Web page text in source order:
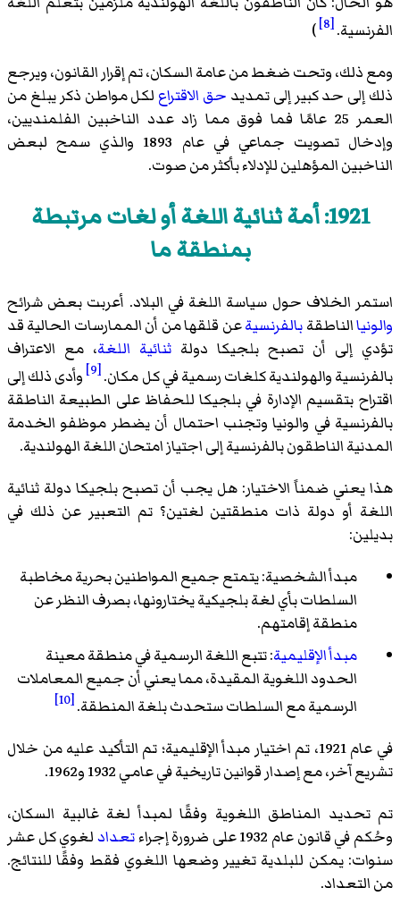
الفرنسية.[8]
)
ومع ذلك، وتحت ضغط من عامة السكان، تم إقرار القانون، ويرجع
ذلك إلى حد كبير إلى تمديد حق الاقتراع لكل مواطن ذكر يبلغ من
العمر 25 عامًا فما فوق مما زاد عدد الناخبين الفلمنديين،
وإدخالتصويت
جماعي في عام 1893 والذي سمح لبعض
الناخبين المؤهلين للإدلاء بأكثر من صوت.
1921: أمة ثنائية اللغة أو لغات مرتبطة
بمنطقة ما
استمر الخلاف حول سياسة اللغة في البلاد. أعربت بعض شرائح
والونياالناطقةبالفرنسيةعن قلقها من أن الممارسات الحالية قد
تؤدي إلى أن تصبح بلجيكا دولة ثنائية اللغة، مع الاعتراف
بالفرنسية والهولندية كلغات رسمية في كل مكان.[9]
وأدى ذلك إلى
اقتراح بتقسيم الإدارة في بلجيكا للحفاظ على الطبيعة الناطقة
بالفرنسية في والونيا وتجنب احتمال أن يضطر موظفو الخدمة
المدنية الناطقون بالفرنسية إلى اجتياز امتحان اللغة الهولندية.
هذا يعني ضمناً الاختيار: هل يجب أن تصبح بلجيكا دولة ثنائية
اللغة أو دولة ذات منطقتين لغتين؟ تم التعبير عن ذلك في
بديلين:
مبدأ الشخصية: يتمتع جميع المواطنين بحرية مخاطبة
السلطات بأي لغة بلجيكية يختارونها، بصرف النظر عن
منطقة إقامتهم.
مبدأ الإقليمية: تتبع اللغة الرسمية في منطقة معينة
الحدود اللغوية المقيدة، مما يعني أن جميع المعاملات
الرسمية مع السلطات ستحدث بلغة المنطقة.[10]
في عام 1921، تم اختيار مبدأ الإقليمية؛ تم التأكيد عليه من خلال
تشريع آخر، مع إصدار قوانين تاريخية في عامي 1932 و1962.
تم تحديد المناطق اللغوية وفقًا لمبدأ لغة غالبية السكان،
وحُكم في قانون عام 1932 على ضرورة إجراء
تعدادلغوي كل عشر
سنوات: يمكن للبلدية تغيير وضعها اللغوي فقط وفقًا للنتائج.
من التعداد.